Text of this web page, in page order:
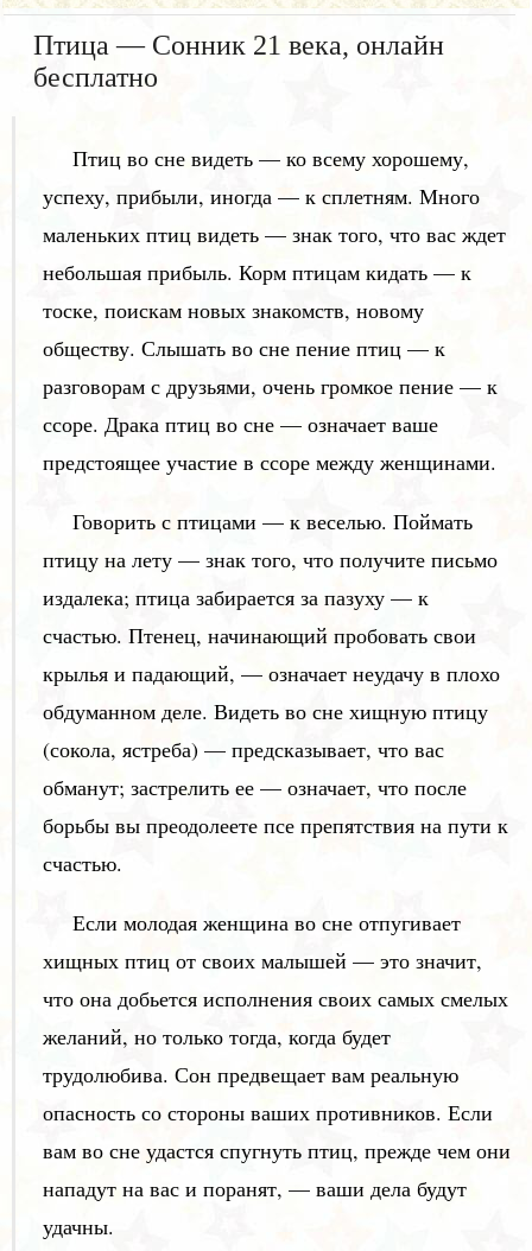
Птица — Сонник 21 века, онлайн
бесплатно
Птиц во сне видеть — ко всему хорошему,
успеху, прибыли, иногда — к сплетням. Много
маленьких птиц видеть — знак того, что вас ждет
небольшая прибыль. Корм птицам кидать — к
тоске, поискам новых знакомств, новому
обществу. Слышать во сне пение птиц — к
разговорам с друзьями, очень громкое пение — к
ссоре. Драка птиц во сне — означает ваше
предстоящее участие в ссоре между женщинами.
Говорить с птицами — к веселью. Поймать
птицу на лету — знак того, что получите письмо
издалека; птица забирается за пазуху — к
счастью. Птенец, начинающий пробовать свои
крылья и падающий, — означает неудачу в плохо
обдуманном деле. Видеть во сне хищную птицу
(сокола, ястреба) — предсказывает, что вас
обманут; застрелить ее — означает, что после
борьбы вы преодолеете псе препятствия на пути к
счастью.
Если молодая женщина во сне отпугивает
хищных птиц от своих малышей — это значит,
что она добьется исполнения своих самых смелых
желаний, но только тогда, когда будет
трудолюбива. Сон предвещает вам реальную
опасность со стороны ваших противников. Если
вам во сне удастся спугнуть птиц, прежде чем они
нападут на вас и поранят, — ваши дела будут
удачны.